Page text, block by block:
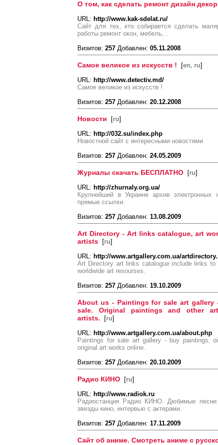
О том, как сделать ремонт дизайн
URL: http://www.kak-sdelat.ru/
Сайт для тех, кто собирается сделать
работы ремонт окон, мебель, .
Визитов: 257 Добавлен: 05.11.2008
Самое великое из искусств ! [en, ru]
URL: http://www.detectiv.md/
Самое великое из искусств !
Визитов: 257 Добавлен: 20.12.2008
Новости [ru]
URL: http://032.su/index.php
Новостной сайт с интересными новостями
Визитов: 257 Добавлен: 24.05.2009
Журналы скачать БЕСПЛАТНО [ru]
URL: http://zhurnaly.org.ua/
Крупнейший в Украине архив электронных
прямые ссылки.
Визитов: 257 Добавлен: 13.08.2009
Art Directory - Art links catalogue, art
artists [ru]
URL: http://www.artgallery.com.ua/
Art Directory art links catalogue include links
worldwide art resourses.
Визитов: 257 Добавлен: 19.10.2009
About us - Paintings for sale art
sale. Original paintings and other
artists. [ru]
URL: http://www.artgallery.com.ua/about.php
Paintings for sale art gallery - buy paintings,
original art works online.
Визитов: 257 Добавлен: 20.10.2009
Радио КИНО [ru]
URL: http://www.radiok.ru
Радиостанция Радио КИНО. Дюбимые
звезды кино, интервью с актерами.
Визитов: 257 Добавлен: 17.11.2009
Сайт об аниме. Смотреть аниме с